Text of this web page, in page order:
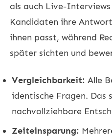
als auch Live-Interviews
Kandidaten ihre
ihnen passt, während
später sichten und
Vergleichbarkeit: Alle
identische Fragen. Das
nachvollziehbare
Zeiteinsparung: